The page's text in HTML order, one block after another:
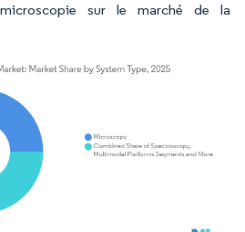
sur le marché de la